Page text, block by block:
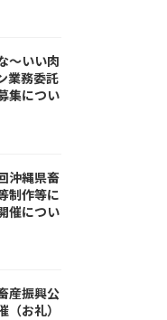
～いい肉
業務委託
集につい
沖縄県畜
制作等に
催につい
産振興公
（お礼）